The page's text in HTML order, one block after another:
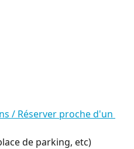
/ Réserver proche d'un
de parking, etc)